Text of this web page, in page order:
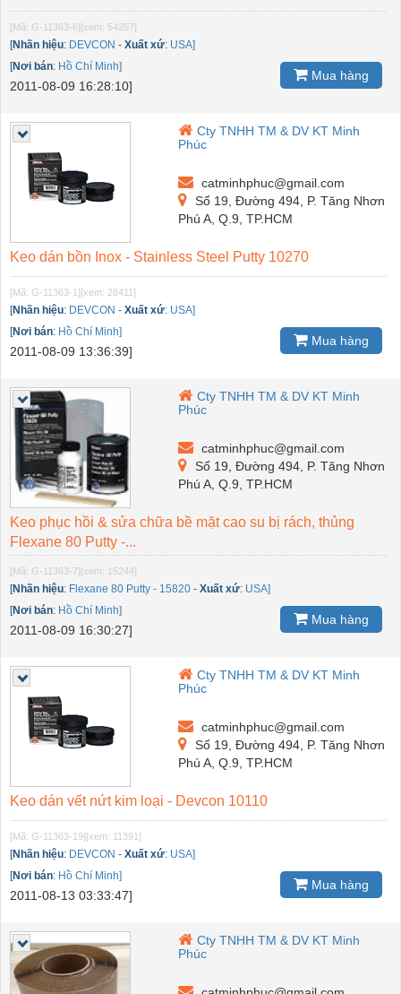
[Mã: G-11363-6][xem: 54257]
[Nhãn hiệu: DEVCON - Xuất xứ: USA]
[Nơi bán: Hồ Chí Minh]
2011-08-09 16:28:10]
Mua hàng
Cty TNHH TM & DV KT Minh
Phúc
catminhphuc@gmail.com
Số 19, Đường 494, P. Tăng Nhơn
Phú A, Q.9, TP.HCM
Keo dán bồn Inox - Stainless Steel Putty 10270
[Mã: G-11363-1][xem: 28411]
[Nhãn hiệu: DEVCON - Xuất xứ: USA]
[Nơi bán: Hồ Chí Minh]
2011-08-09 13:36:39]
Mua hàng
Cty TNHH TM & DV KT Minh
Phúc
catminhphuc@gmail.com
Số 19, Đường 494, P. Tăng Nhơn
Phú A, Q.9, TP.HCM
Keo phục hồi & sửa chữa bề mặt cao su bị rách, thủng
Flexane 80 Putty -...
[Mã: G-11363-7][xem: 15244]
[Nhãn hiệu: Flexane 80 Putty - 15820 - Xuất xứ: USA]
[Nơi bán: Hồ Chí Minh]
2011-08-09 16:30:27]
Mua hàng
Cty TNHH TM & DV KT Minh
Phúc
catminhphuc@gmail.com
Số 19, Đường 494, P. Tăng Nhơn
Phú A, Q.9, TP.HCM
Keo dán vết nứt kim loại - Devcon 10110
[Mã: G-11363-19][xem: 11391]
[Nhãn hiệu: DEVCON - Xuất xứ: USA]
[Nơi bán: Hồ Chí Minh]
2011-08-13 03:33:47]
Mua hàng
Cty TNHH TM & DV KT Minh
Phúc